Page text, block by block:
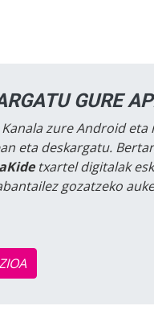
GURE
zure Android eta
eta deskargatu.
txartel digitalak
gozatzeko